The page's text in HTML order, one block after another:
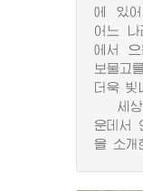
에 있
어느
에서 으
보물고
더욱
세상
운데서
을 소개